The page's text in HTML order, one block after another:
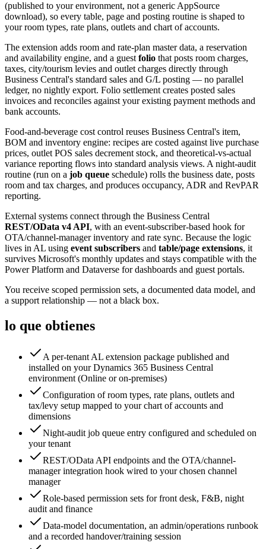
(published to your environment, not a generic AppSource
download), so every table, page and posting routine is shaped to
your room types, rate plans, outlets and chart of accounts.
The extension adds room and rate-plan master data, a reservation
and availability engine, and a guest folio that posts room charges,
taxes, city/tourism levies and outlet charges directly through
Business Central's standard sales and G/L posting — no parallel
ledger, no nightly export. Folio settlement creates posted sales
invoices and reconciles against your existing payment methods and
bank accounts.
Food-and-beverage cost control reuses Business Central's item,
BOM and inventory engine: recipes are costed against live purchase
prices, outlet POS sales decrement stock, and theoretical-vs-actual
variance reporting flows into standard analysis views. A night-audit
routine (run on a job queue schedule) rolls the business date, posts
room and tax charges, and produces occupancy, ADR and RevPAR
reporting.
External systems connect through the Business Central
REST/OData v4 API, with an event-subscriber-based hook for
OTA/channel-manager inventory and rate sync. Because the logic
lives in AL using event subscribers and table/page extensions, it
survives Microsoft's monthly updates and stays compatible with the
Power Platform and Dataverse for dashboards and guest portals.
You receive scoped permission sets, a documented data model, and
a support relationship — not a black box.
lo que obtienes
A per-tenant AL extension package published and
installed on your Dynamics 365 Business Central
environment (Online or on-premises)
Configuration of room types, rate plans, outlets and
tax/levy setup mapped to your chart of accounts and
dimensions
Night-audit job queue entry configured and scheduled on
your tenant
REST/OData API endpoints and the OTA/channel-
manager integration hook wired to your chosen channel
manager
Role-based permission sets for front desk, F&B, night
audit and finance
Data-model documentation, an admin/operations runbook
and a recorded handover/training session